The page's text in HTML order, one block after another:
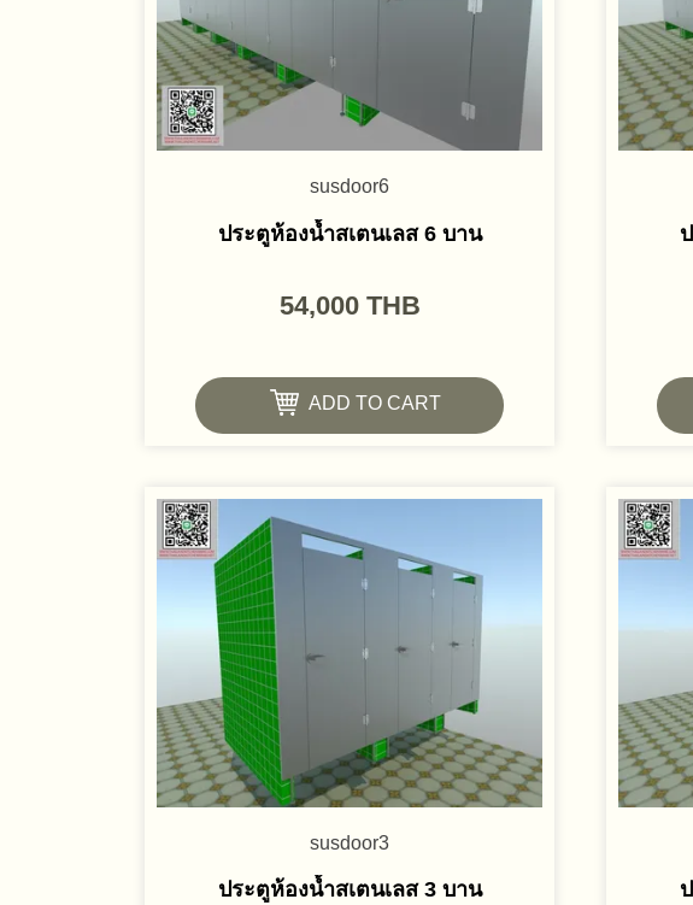
susdoor6
ประตูห้องน้ำสเตนเลส 6 บาน
54,000 THB
ADD TO CART
susdoor3
ประตูห้องน้ำสเตนเลส 3 บาน